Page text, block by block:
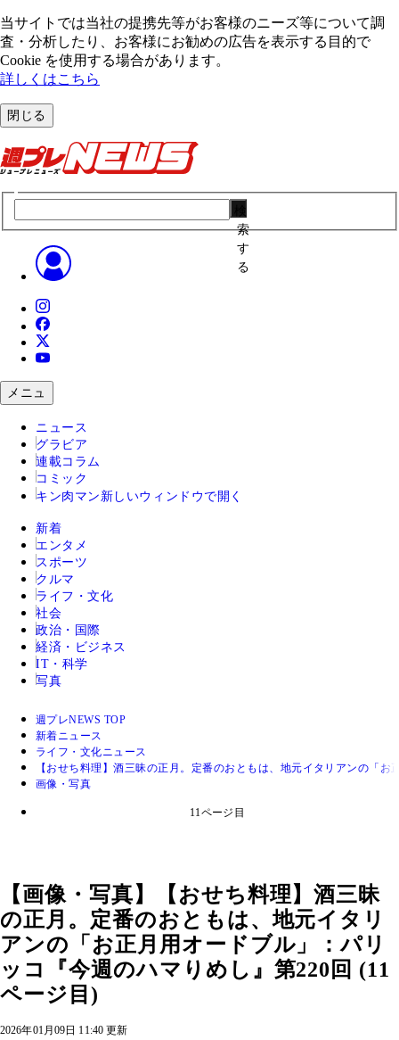
当サイトでは当社の提携先等がお客様のニーズ等について調
査・分析したり、お客様にお勧めの広告を表⽰する⽬的で
Cookie を使⽤する場合があります。
詳しくはこちら
閉じる
索
す
る
メニュ
ニュース
グラビア
連載コラム
コミック
キン肉マン 新しいウィンドウで開く
新着
エンタメ
スポーツ
クルマ
ライフ・文化
社会
政治・国際
経済・ビジネス
IT・科学
写真
週プレNEWS TOP
新着ニュース
ライフ・文化ニュース
【おせち料理】酒三昧の正月。定番のおともは、地元イタリアンの「
画像・写真
11ページ目
【画像・写真】【おせち料理】酒三昧
の正月。定番のおともは、地元イタリ
アンの「お正月用オードブル」：パリ
ッコ『今週のハマりめし』第220回 (11
ページ目)
2026年01月09日 11:40 更新